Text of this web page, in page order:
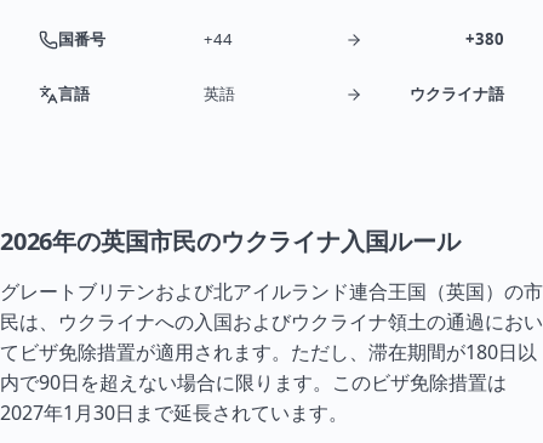
国番号 +44 +380
言語 英語 ウクライナ語
2026年の英国市民のウクライナ入国ルール
グレートブリテンおよび北アイルランド連合王国（英国）の市
民は、ウクライナへの入国およびウクライナ領土の通過におい
てビザ免除措置が適用されます。ただし、滞在期間が180日以
内で90日を超えない場合に限ります。このビザ免除措置は
2027年1月30日まで延長されています。